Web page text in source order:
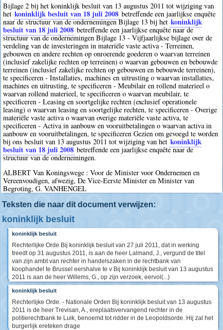
Bijlage 2 bij het koninklijk besluit van 13 augustus 2011 tot wijziging van
het koninklijk besluit van 18 juli 2008 betreffende een jaarlijkse enquête
naar de structuur van de ondernemingen Bijlage 13 bij het koninklijk
besluit van 18 juli 2008 betreffende een jaarlijkse enquête naar de
structuur van de ondernemingen Bijlage 13 - Vijfjaarlijkse bijlage over de
verdeling van de investeringen in materiële vaste activa - Terreinen,
gebouwen en andere rechten op onroerende goederen o waarvan terreinen
(inclusief zakelijke rechten op terreinen) o waarvan gebouwen en bebouwde
terreinen (inclusief zakelijke rechten op gebouwen en bebouwde terreinen),
te specificeren - Installaties, machines en uitrusting o waarvan installaties,
machines en uitrusting, te specificeren - Meubilair en rollend materieel o
waarvan rollend materieel, te specificeren o waarvan meubilair, te
specificeren - Leasing en soortgelijke rechten (exclusief operationele
leasing) o waarvan leasing en soortgelijke rechten, te specificeren - Overige
materiële vaste activa o waarvan overige materiële vaste activa, te
specificeren - Activa in aanbouw en vooruitbetalingen o waarvan activa in
aanbouw en vooruitbetalingen, te specificeren Gezien om gevoegd te worden
bij ons besluit van 13 augustus 2011 tot wijziging van het koninklijk
besluit van 18 juli 2008 betreffende een jaarlijkse enquête naar de
structuur van de ondernemingen.
ALBERT Van Koningswege : Voor de Minister voor Ondernemen en
Vereenvoudigen, afwezig, De Vice-Eerste Minister en Minister van
Begroting, G. VANHENGEL
Teksten die naar dit document verwijzen:
koninklijk besluit
koninklijk besluit
Rechterlijke Orde Bij koninklijk besluit van 27 juli 2011, dat in werking
treedt op 31 augustus 2011, is aan de heer Lalmand, J., vergund de titel
van zijn ambt van rechter in handelszaken in de rechtbank van
koophandel te Brussel eershalve te v Bij koninklijk besluit van 13 augustus
2011 is aan de heer Willems, G., op zijn verzoek, eervol(...)
koninklijk besluit
Rechterlijke Orde. - Nationale Orden Bij koninklijk besluit van 13 augustus
2011 is de heer Trevisan, A., ereplaatsvervangend rechter in de
politierechtbank te Luik, benoemd tot ridder in de Leopoldsorde. Hij zal het
burgerlijk ereteken drage